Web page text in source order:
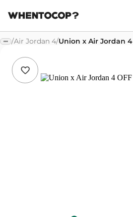
/Air Jordan 4/Union x Air Jordan 4